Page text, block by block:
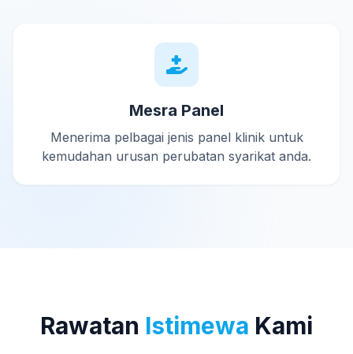
Mesra Panel
Menerima pelbagai jenis panel klinik untuk
kemudahan urusan perubatan syarikat anda.
Rawatan Istimewa Kami